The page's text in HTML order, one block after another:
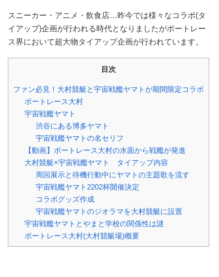
スニーカー・アニメ・飲食店…昨今では様々なコラボ(タ
イアップ)企画が行われる時代となりましたがボートレー
ス界において超大物タイアップ企画が行われています。
目次
ファン必見！大村競艇と宇宙戦艦ヤマトが期間限定コラボ
ボートレース大村
宇宙戦艦ヤマト
渋谷にある博多ヤマト
宇宙戦艦ヤマトの名セリフ
【動画】ボートレース大村の水面から戦艦が発進
大村競艇×宇宙戦艦ヤマト タイアップ内容
周回展示と待機行動中にヤマトの主題歌を流す
宇宙戦艦ヤマト2202杯開催決定
コラボグッズ作成
宇宙戦艦ヤマトのジオラマを大村競艇に設置
宇宙戦艦ヤマトとやまと学校の関係性は謎
ボートレース大村(大村競艇場)概要